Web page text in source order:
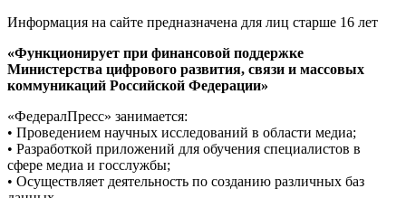
Информация на сайте предназначена для лиц старше 16 лет
«Функционирует при финансовой поддержке
Министерства цифрового развития, связи и массовых
коммуникаций Российской Федерации»
«ФедералПресс» занимается:
• Проведением научных исследований в области медиа;
• Разработкой приложений для обучения специалистов в
сфере медиа и госслужбы;
• Осуществляет деятельность по созданию различных баз